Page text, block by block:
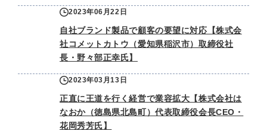
2023年06月22日
自社ブランド製品で顧客の要望に対応【株式会
社コメットカトウ（愛知県稲沢市）取締役社
長・野々部正幸氏】
2023年03月13日
正直に王道を行く経営で業容拡大【株式会社は
なおか（徳島県北島町）代表取締役会長CEO・
花岡秀芳氏】